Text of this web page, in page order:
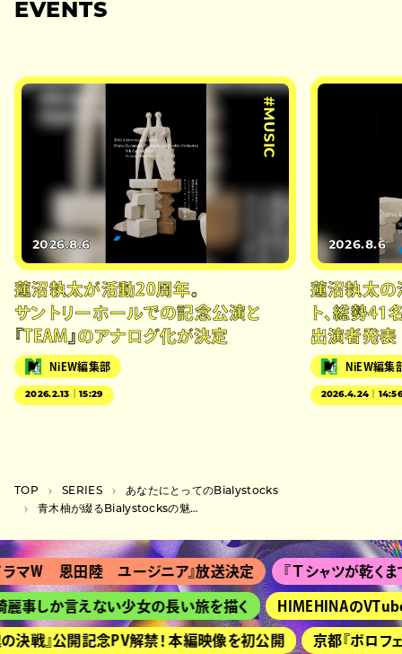
EVENTS
#MUSIC
2026.8.6
蓮沼執太が活動20周年。
サントリーホールでの記念公演と
『TEAM』のアナログ化が決定
NiEW編集部
2026.2.13｜15:29
2026.8.6
蓮沼執太の
ト、総勢41
出演者発表
NiEW編集
2026.4.24｜
TOP SERIES
あなたにとってのBialystocks
青木柚が綴るBialystocksの魅力。音、詩、歌、映像の全部が好き
田陸 ユージニア』放送決定 『Ｔシャツが乾くまで』松
か言えない少女の長い旅を描く HIMEHINAのVTuber初と
公開記念PV解禁！ 本編映像を初公開 京都『ボロフェスタ